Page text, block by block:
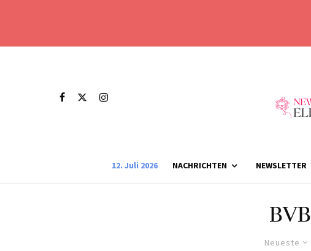
12. Juli 2026 NACHRICHTEN NEWSLETTER
BVB
Neueste